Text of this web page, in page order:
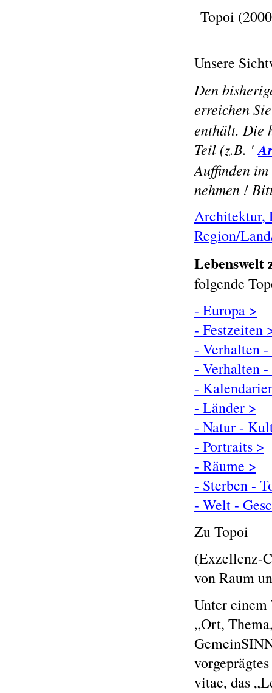
Topoi
Unsere
Den
erreichen
enthält. Die
Teil (z.B. '
Auffinden
nehmen !
Architektur,
Region/
Lebenswelt
folgende
- Europa >
- Festzeiten
- Verhalten
- Verhalten
-
- Länder >
- Natur -
- Portraits >
- Räume >
- Sterben -
- Welt -
Zu Topoi
(Exzellenz-
von Raum
Unter einem
„Ort,
vitae, das